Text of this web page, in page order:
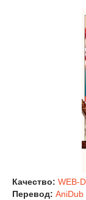
Качество: WEB-
Перевод: AniDub